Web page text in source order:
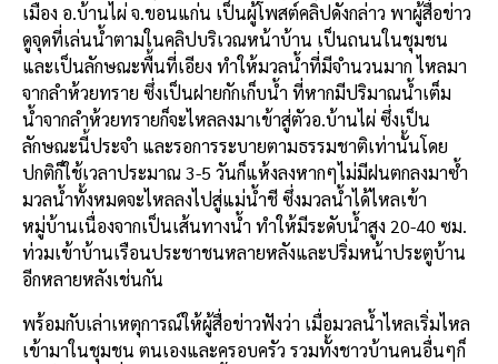
เมือง อ.บ้านไผ่ จ.ขอนแก่น เป็นผู้โพสต์คลิปดังกล่าว พาผู้สื่อข่าว
ดูจุดที่เล่นน้ำตามในคลิปบริเวณหน้าบ้าน เป็นถนนในชุมชน
และเป็นลักษณะพื้นที่เอียง ทำให้มวลน้ำที่มีจำนวนมาก ไหลมา
จากลำห้วยทราย ซึ่งเป็นฝายกักเก็บน้ำ ที่หากมีปริมาณน้ำเต็ม
น้ำจากลำห้วยทรายก็จะไหลลงมาเข้าสู่ตัวอ.บ้านไผ่ ซึ่งเป็น
ลักษณะนี้ประจำ และรอการระบายตามธรรมชาติเท่านั้นโดย
ปกติก็ใช้เวลาประมาณ 3-5 วันก็แห้งลงหากๆไม่มีฝนตกลงมาซ้ำ
มวลน้ำทั้งหมดจะไหลลงไปสู่แม่น้ำชี ซึ่งมวลน้ำได้ไหลเข้า
หมู่บ้านเนื่องจากเป็นเส้นทางน้ำ ทำให้มีระดับน้ำสูง 20-40 ซม.
ท่วมเข้าบ้านเรือนประชาชนหลายหลังและปริ่มหน้าประตูบ้าน
อีกหลายหลังเช่นกัน
พร้อมกับเล่าเหตุการณ์ให้ผู้สื่อข่าวฟังว่า เมื่อมวลน้ำไหลเริ่มไหล
เข้ามาในชุมชน ตนเองและครอบครัว รวมทั้งชาวบ้านคนอื่นๆก็